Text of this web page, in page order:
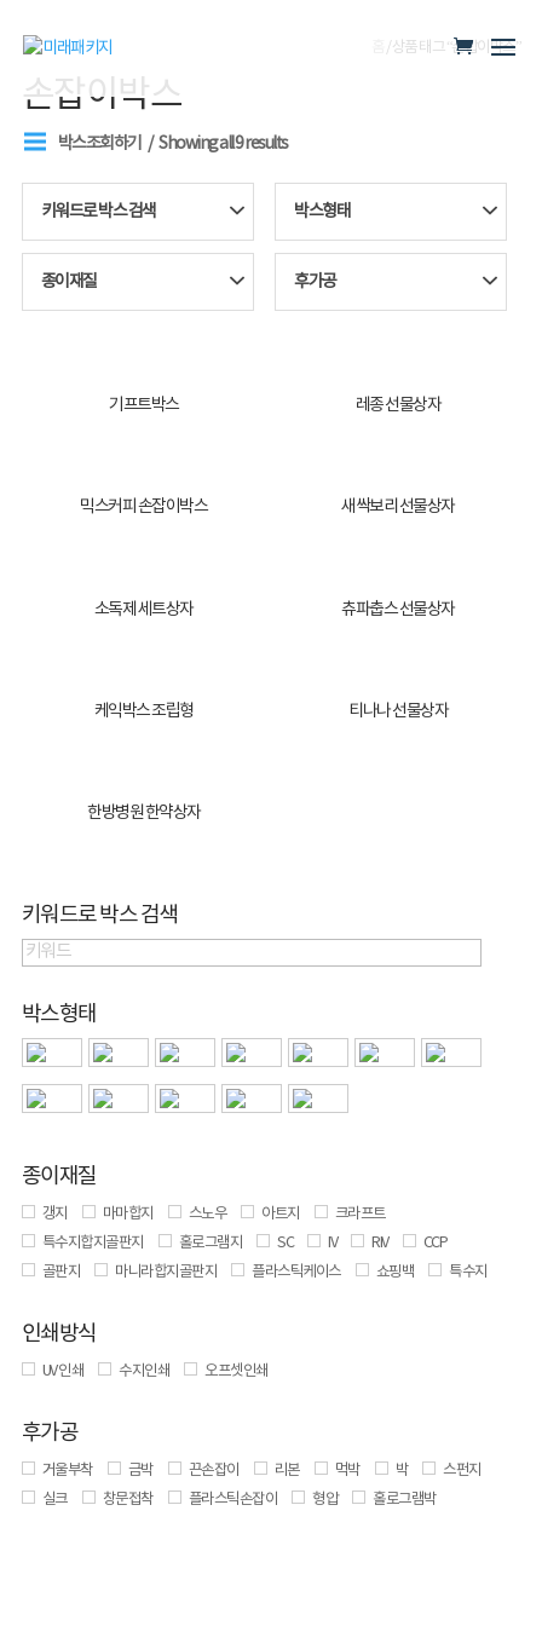
/ 상품 태그 “손잡이박스”
손잡이박스
박스조회하기 Showing all 9 results
키워드로 박스 검색 박스형태
종이재질 후가공
기프트박스 레종 선물상자
믹스커피 손잡이박스 새싹보리 선물상자
소독제 세트상자 츄파춥스 선물상자
케익박스 조립형 티나나 선물상자
한방병원 한약상자
키워드로 박스 검색
박스형태
종이재질
갱지 마마합지 스노우 아트지
크라프트
특수지합지골판지
홀로그램지 SC IV RIV
CCP
골판지
마니라합지골판지 플라스틱케이스 쇼핑백 특수지
인쇄방식
UV 인쇄 수지인쇄 오프셋인쇄
후가공
거울부착 금박 끈손잡이 리본 먹박 박
스펀지
실크
창문접착 플라스틱손잡이 형압 홀로그램박